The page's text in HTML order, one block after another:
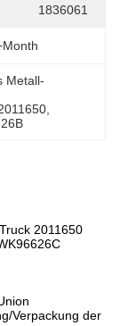
1836061
Metall-
2011650
Verpackung der